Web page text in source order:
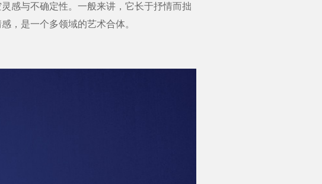
感与不确定性。一般来讲，它长于抒情而拙
，是一个多领域的艺术合体。